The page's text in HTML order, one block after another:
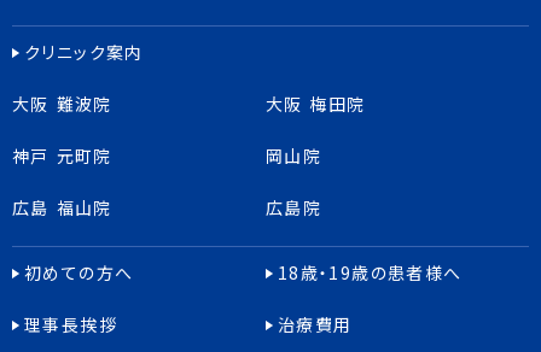
クリニック案内
大阪 難波院 大阪 梅田院
神戸 元町院 岡山院
広島 福山院 広島院
初めての方へ 18歳・19歳の患者様へ
理事長挨拶 治療費用